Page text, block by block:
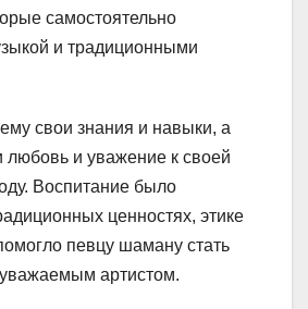
самостоятельно
и традиционными
свои знания и навыки, а
любовь и уважение к своей
Воспитание было
ценностях, этике
певцу шаману стать
артистом.